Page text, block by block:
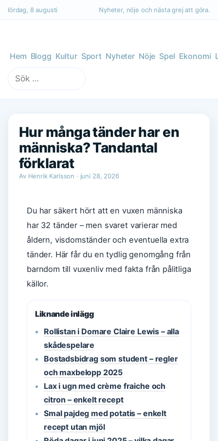
lördag, 8 augusti Nyheter, nöje och nästa grej att göra.
Hem Blogg Kultur Sport Nyheter Nöje Spel Ekonomi
Sök
efter:
Hur många tänder har en
människa? Tandantal
förklarat
Av Henrik Karlsson · juni 28, 2026
Du har säkert hört att en vuxen människa
har 32 tänder – men svaret varierar med
åldern, visdomständer och eventuella extra
tänder. Här får du en tydlig genomgång från
barndom till vuxenliv med fakta från pålitliga
källor.
Liknande inlägg
Rollistan i Domare Claire Lewis – alla
skådespelare
Bostadsbidrag som student – regler
och maxbelopp 2025
Lax i ugn med crème fraiche och
citron – enkelt recept
Smal pajdeg med potatis – enkelt
recept utan mjöl